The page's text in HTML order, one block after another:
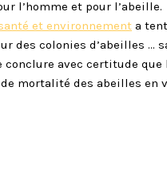
l’homme et pour l’abeille.
et environnement a
des colonies d’abeilles …
avec certitude
mortalité des abeilles en